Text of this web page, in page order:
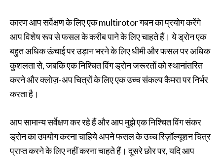
कारण आप सर्वेक्षण के लिए एक multirotor गबन का प्रयोग करेंगे
आप विशेष रूप से फसल के करीब पाने के लिए चाहते हैं। ये ड्रोन एक
बहुत अधिक ऊंचाई पर उड़ान भरने के लिए धीमी और फसल पर अधिक
कुशलता से, जबकि एक निश्चित विंग ड्रोन जरूरतों को स्थानांतरित
करने और क्लोज़-अप चित्रों के लिए एक उच्च संकल्प कैमरा पर निर्भर
करता है।
आप सामान्य सर्वेक्षण कर रहे हैं और आप मुझे एक निश्चित विंग संकर
ड्रोन का उपयोग करना चाहिये अपने फसल के उच्च रिज़ॉल्यूशन चित्र
प्राप्त करने के लिए नहीं करना चाहते हैं। दूसरे छोर पर, यदि आप